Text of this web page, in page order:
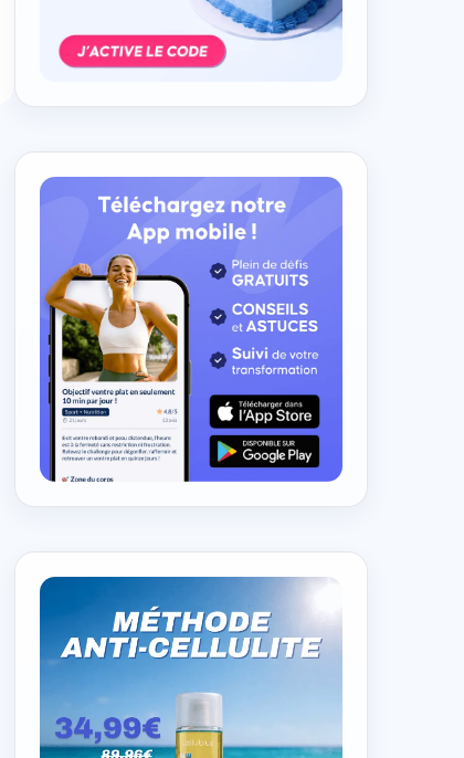
couramment rencontrée de la cellulite
Est-ce que le poids a une influence sur la
cellulite ?